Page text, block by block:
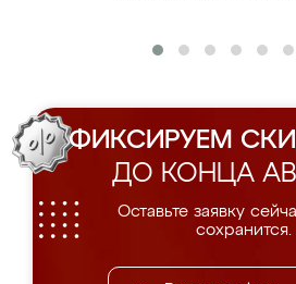
ФИКСИРУЕМ
ДО КОНЦА
Оставьте заявку
сохранится.